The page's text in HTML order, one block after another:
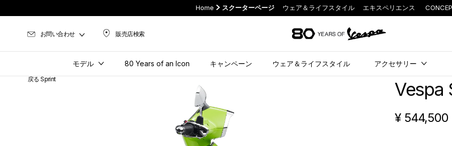
Home スクーターページ ウェア＆ライフスタイル エキスペリエンス
販売店検索
販売店検索
お問い合わせ
モデル 80 Years of an Icon キャンペーン ウェア＆ライフスタイル アクセサリー
戻る Sprint Vespa
¥ 544,500